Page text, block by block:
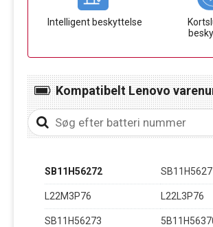
Intelligent beskyttelse
Kompatibelt Lenovo
SB11H56272
L22M3P76 L22L3P76
SB11H56273